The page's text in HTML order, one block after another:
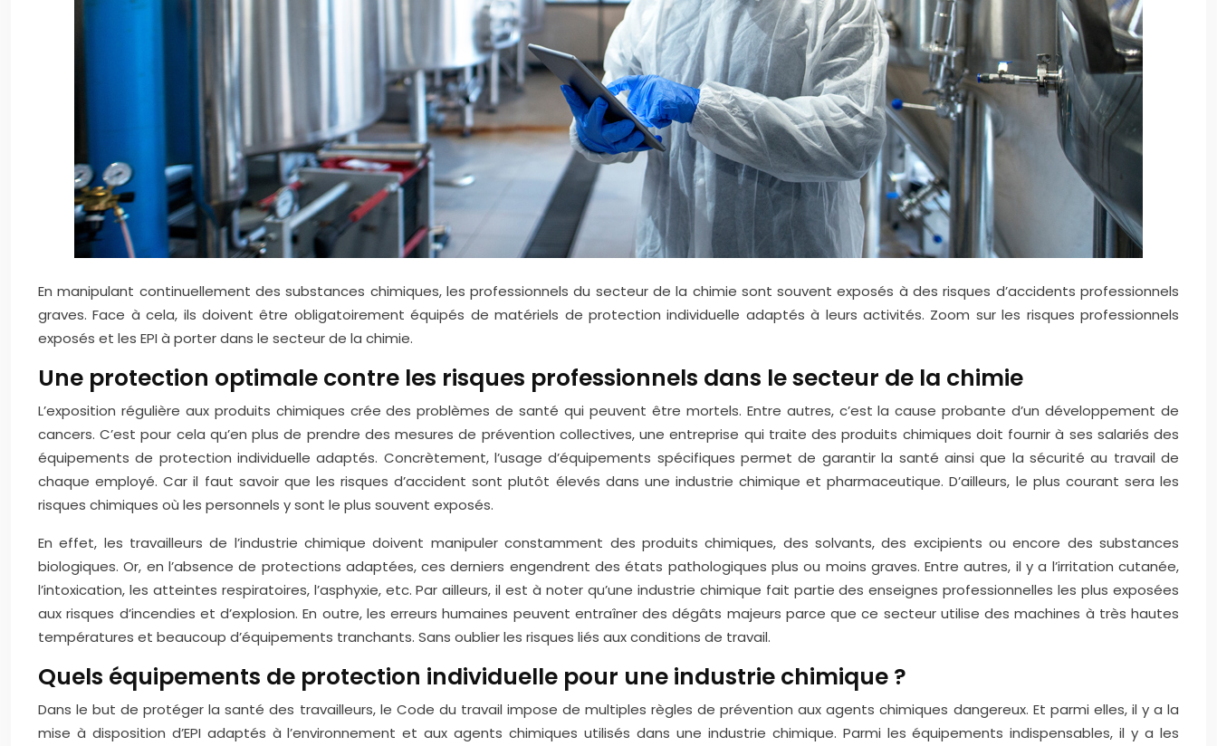
En manipulant continuellement des substances chimiques, les professionnels du secteur de la chimie sont souvent exposés à des risques d’accidents professionnels
graves. Face à cela, ils doivent être obligatoirement équipés de matériels de protection individuelle adaptés à leurs activités. Zoom sur les risques professionnels
exposés et les EPI à porter dans le secteur de la chimie.
Une protection optimale contre les risques professionnels dans le secteur de la chimie
L’exposition régulière aux produits chimiques crée des problèmes de santé qui peuvent être mortels. Entre autres, c’est la cause probante d’un développement de
cancers. C’est pour cela qu’en plus de prendre des mesures de prévention collectives, une entreprise qui traite des produits chimiques doit fournir à ses salariés des
équipements de protection individuelle adaptés. Concrètement, l’usage d’équipements spécifiques permet de garantir la santé ainsi que la sécurité au travail de
chaque employé. Car il faut savoir que les risques d’accident sont plutôt élevés dans une industrie chimique et pharmaceutique. D’ailleurs, le plus courant sera les
risques chimiques où les personnels y sont le plus souvent exposés.
En effet, les travailleurs de l’industrie chimique doivent manipuler constamment des produits chimiques, des solvants, des excipients ou encore des substances
biologiques. Or, en l’absence de protections adaptées, ces derniers engendrent des états pathologiques plus ou moins graves. Entre autres, il y a l’irritation cutanée,
l’intoxication, les atteintes respiratoires, l’asphyxie, etc. Par ailleurs, il est à noter qu’une industrie chimique fait partie des enseignes professionnelles les plus exposées
aux risques d’incendies et d’explosion. En outre, les erreurs humaines peuvent entraîner des dégâts majeurs parce que ce secteur utilise des machines à très hautes
températures et beaucoup d’équipements tranchants. Sans oublier les risques liés aux conditions de travail.
Quels équipements de protection individuelle pour une industrie chimique ?
Dans le but de protéger la santé des travailleurs, le Code du travail impose de multiples règles de prévention aux agents chimiques dangereux. Et parmi elles, il y a la
mise à disposition d’EPI adaptés à l’environnement et aux agents chimiques utilisés dans une industrie chimique. Parmi les équipements indispensables, il y a les